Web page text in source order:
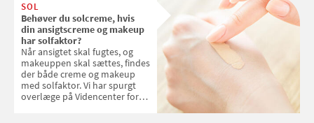
SOL
Behøver du solcreme, hvis
din ansigtscreme og makeup
har solfaktor?
Når ansigtet skal fugtes, og
makeuppen skal sættes, findes
der både creme og makeup
med solfaktor. Vi har spurgt
overlæge på Videncenter for